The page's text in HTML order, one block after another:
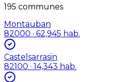
195 communes
Montauban
82000 · 62,945 hab.
Castelsarrasin
82100 · 14,343 hab.